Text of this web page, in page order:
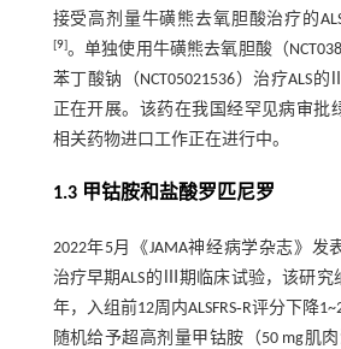
接受高剂量牛磺熊去氧胆酸治疗的
[9]。单独使用牛磺熊去氧胆酸（
苯丁酸钠（NCT05021536）治疗ALS
正在开展。该药在我国经罕见病审批
相关药物进口工作正在进行中。
1.3 甲钴胺和盐酸罗匹尼罗
2022年5月《JAMA神经病学杂志》发
治疗早期ALS的Ⅲ期临床试验，该研究
年，入组前12周内ALSFRS‐R评分下降
随机给予超高剂量甲钴胺（50 mg肌